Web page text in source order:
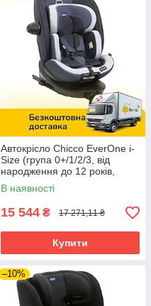
Автокрісло Chicco EverOne i-
Size (група 0+/1/2/3, від
народження до 12 років,
Isofix) Синє
В наявності
15 544 ₴ 17 271,11 ₴
Купити
–10%